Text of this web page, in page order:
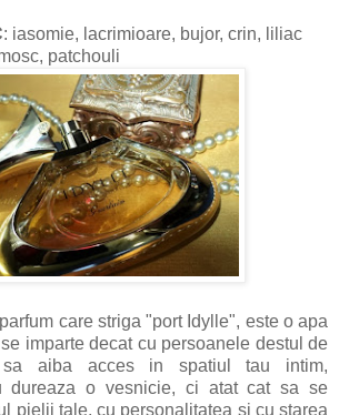
: iasomie, lacrimioare, bujor, crin, liliac
patchouli
care striga "port Idylle", este o apa
imparte decat cu persoanele destul de
sa aiba acces in spatiul tau intim,
dureaza o vesnicie, ci atat cat sa se
pielii tale, cu personalitatea si cu starea